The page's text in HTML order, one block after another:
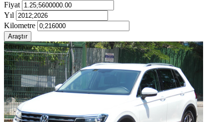
Fiyat
Yıl
Kilometre
Araştır